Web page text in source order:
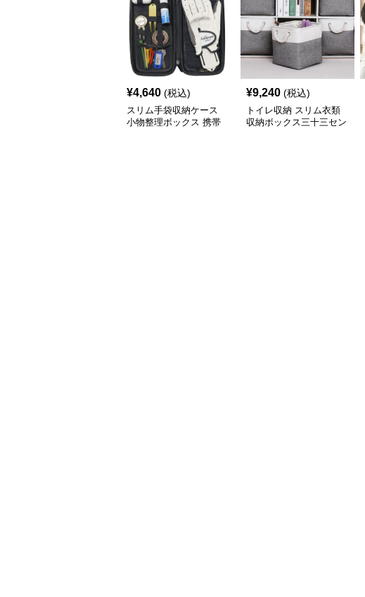
¥4,640 (税込)
スリム手袋収納ケース
小物整理ボックス 携帯
¥9,240 (税込)
トイレ収納 スリム衣類
収納ボックス三十三セン